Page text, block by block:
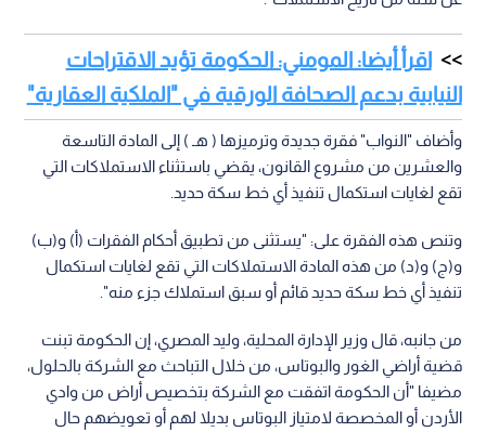
اقرأ أيضا: المومني: الحكومة تؤيد الاقتراحات
النيابية بدعم الصحافة الورقية في "الملكية العقارية"
وأضاف "النواب" فقرة جديدة وترميزها ( هـ ) إلى المادة التاسعة
والعشرين من مشروع القانون، يقضي باستثناء الاستملاكات التي
تقع لغايات استكمال تنفيذ أي خط سكة حديد.
وتنص هذه الفقرة على: "يستثنى من تطبيق أحكام الفقرات (أ) و(ب)
و(ج) و(د) من هذه المادة الاستملاكات التي تقع لغايات استكمال
تنفيذ أي خط سكة حديد قائم أو سبق استملاك جزء منه".
من جانبه، قال وزير الإدارة المحلية، وليد المصري، إن الحكومة تبنت
قضية أراضي الغور والبوتاس، من خلال التباحث مع الشركة بالحلول،
مضيفا "أن الحكومة اتفقت مع الشركة بتخصيص أراض من وادي
الأردن أو المخصصة لامتياز البوتاس بديلا لهم أو تعويضهم حال